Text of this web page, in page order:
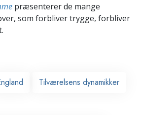
præsenterer de mange
som forbliver trygge, forbliver
Tilværelsens dynamikker